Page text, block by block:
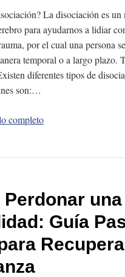
La disociación es un
para ayudarnos a lidiar
por el cual una persona
temporal o a largo plazo.
diferentes tipos de
son:…
completo
Perdonar una
Guía